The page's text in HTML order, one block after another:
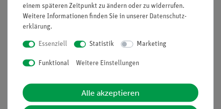
Kontaktsicherheit durch puzzelartig verzahnbare
Bausteine
Hartvergoldete, korrosionsbeständige Kontakte
Doppelter Lernerfolg: Elektrischer Schaltplan auf der
Lieferumfang
einem späteren Zeitpunkt zu ändern oder zu widerrufen.
Weitere Informationen finden Sie in unserer Daten­schutz­
erklärung.
Essenziell Statistik Marketing
Funktional Weitere Einstellungen
Alle akzeptieren